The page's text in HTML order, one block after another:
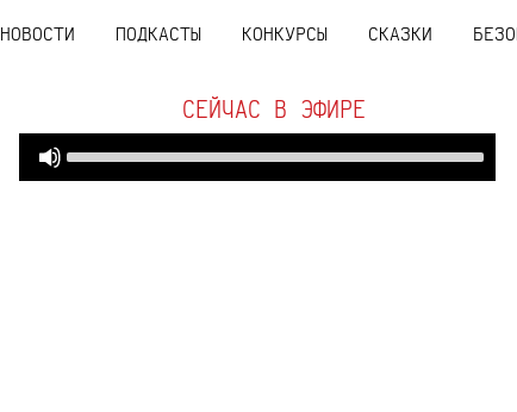
НОВОСТИ ПОДКАСТЫ КОНКУРСЫ СКАЗКИ
СЕЙЧАС В ЭФИРЕ
Audio
Player